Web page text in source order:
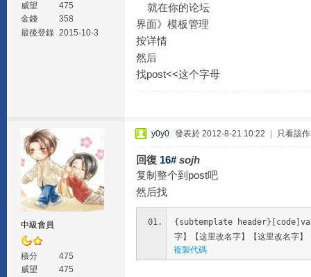
威望
475
金錢
358
最後登錄 2015-10-3
就在你的论坛
界面》模板管理
按详情
然后
找post<<这个字母
中級會員
積分
475
威望
475
y0y0 發表於 2012-8-21 10:22 只看該
回復 16# sojh
复制整个到post吧
然后找
{subtemplate header}[code]var
字】【这里改名字】【这里改名字
複製代碼